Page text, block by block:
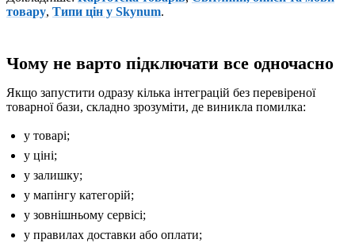
товару, Типи цін у Skynum.
Чому не варто підключати все одночасно
Якщо запустити одразу кілька інтеграцій без перевіреної
товарної бази, складно зрозуміти, де виникла помилка:
у товарі;
у ціні;
у залишку;
у мапінгу категорій;
у зовнішньому сервісі;
у правилах доставки або оплати;